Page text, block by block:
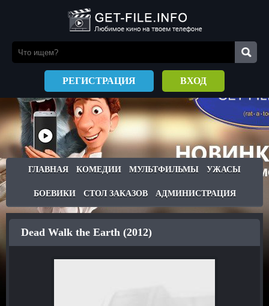
РЕГИСТРАЦИЯ ВХОД
ГЛАВНАЯ КОМЕДИИ МУЛЬТФИЛЬМЫ УЖАСЫ
БОЕВИКИ СТОЛ ЗАКАЗОВ АДМИНИСТРАЦИЯ
Dead Walk the Earth (2012)